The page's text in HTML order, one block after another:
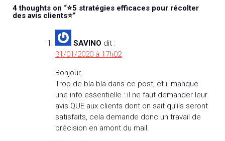
4 thoughts on “⭐5 stratégies efficaces pour récolter
des avis clients⭐”
SAVINO dit :
31/01/2020 à 17h02
Bonjour,
Trop de bla bla dans ce post, et il manque
une info essentielle : il ne faut demander leur
avis QUE aux clients dont on sait qu’ils seront
satisfaits, cela demande donc un travail de
précision en amont du mail.